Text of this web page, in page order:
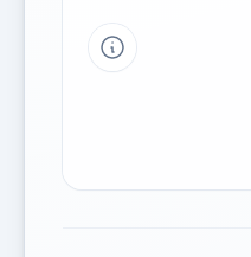
Tipp a grafikon